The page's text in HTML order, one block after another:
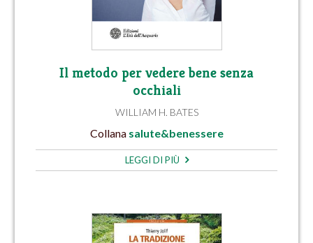
Il metodo per vedere bene senza
occhiali
WILLIAM H. BATES
Collana salute&benessere
LEGGI DI PIÙ